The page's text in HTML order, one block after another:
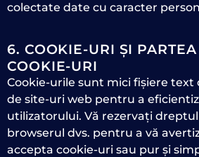
colectate date cu caracter
6. COOKIE-URI ȘI PARTEA
COOKIE-URI
Cookie-urile sunt mici fișiere text
de site-uri web pentru a
utilizatorului. Vă rezervați
browserul dvs. pentru a vă
accepta cookie-uri sau pur și